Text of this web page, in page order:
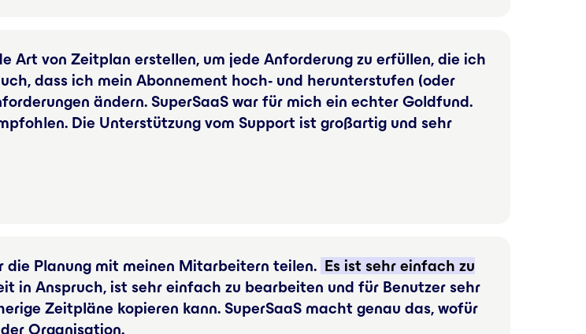
Art von Zeitplan erstellen, um jede Anforderung zu erfüllen, die ich
dass ich mein Abonnement hoch- und herunterstufen (oder
ändern. SuperSaaS war für mich ein echter Goldfund.
Die Unterstützung vom Support ist großartig und sehr
Planung mit meinen Mitarbeitern teilen. Es ist sehr einfach zu
in Anspruch, ist sehr einfach zu bearbeiten und für Benutzer sehr
Zeitpläne kopieren kann. SuperSaaS macht genau das, wofür
Organisation.